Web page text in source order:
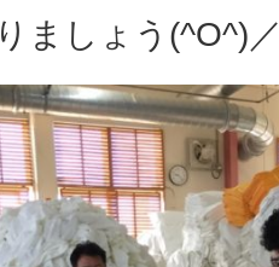
ましょう(^O^)